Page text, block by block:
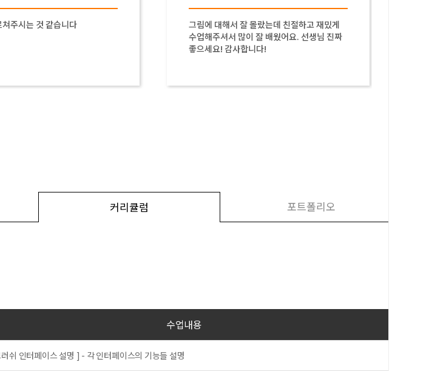
쳐주시는 것 같습니다
그림에 대해서 잘 몰랐는데 친절하고 재밌게
수업해주셔서 많이 잘 배웠어요. 선생님 진짜
좋으세요! 감사합니다!
커리큘럼 포트폴리오
수업내용
쉬 인터페이스 설명 ] - 각 인터페이스의 기능들 설명